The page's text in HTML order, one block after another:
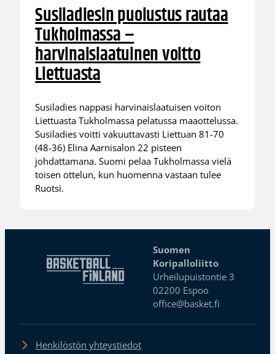
Susiladiesin puolustus rautaa
Tukholmassa –
harvinaislaatuinen voitto
Liettuasta
Susiladies nappasi harvinaislaatuisen voiton
Liettuasta Tukholmassa pelatussa maaottelussa.
Susiladies voitti vakuuttavasti Liettuan 81-70
(48-36) Elina Aarnisalon 22 pisteen
johdattamana. Suomi pelaa Tukholmassa vielä
toisen ottelun, kun huomenna vastaan tulee
Ruotsi.
Suomen
Koripalloliitto
Urheilupuistontie 3
02200 Espoo
office@basket.fi
Henkilöstön yhteystiedot